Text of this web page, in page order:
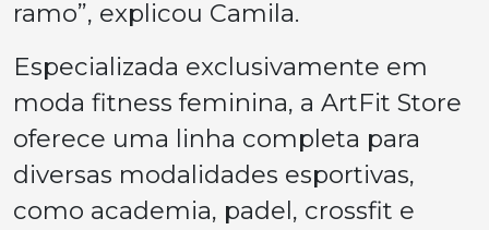
ramo”, explicou Camila.
Especializada exclusivamente em
moda fitness feminina, a ArtFit Store
oferece uma linha completa para
diversas modalidades esportivas,
como academia, padel, crossfit e